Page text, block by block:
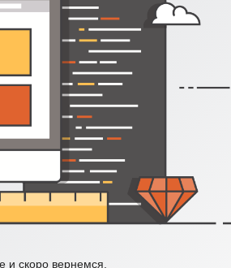
скоро вернемся.